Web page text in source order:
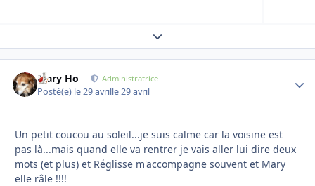
Expand topic overview
Mary Ho Administratrice
Posté(e) le 29 avrille 29 avril
Un petit coucou au soleil...je suis calme car la voisine est
pas là...mais quand elle va rentrer je vais aller lui dire deux
mots (et plus) et Réglisse m'accompagne souvent et Mary
elle râle !!!!